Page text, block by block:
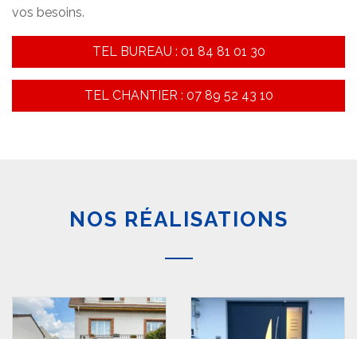
vos besoins.
TEL BUREAU : 01 84 81 01 30
TEL CHANTIER : 07 89 52 43 10
NOS RÉALISATIONS